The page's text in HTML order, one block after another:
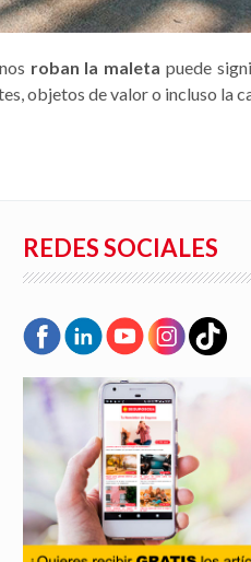
roban la maleta puede
objetos de valor o incluso la
REDES SOCIALES